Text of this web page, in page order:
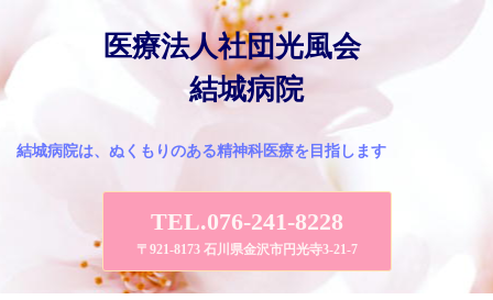
医療法人社団光風会
結城病院
結城病院は、ぬくもりのある精神科医療を目指します
TEL.076-241-8228
〒921-8173 石川県金沢市円光寺3-21-7